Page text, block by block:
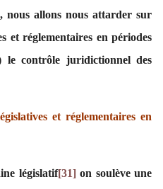
nous allons nous attarder sur
et réglementaires en périodes
le contrôle juridictionnel des
et réglementaires en
législatif[31]on soulève une